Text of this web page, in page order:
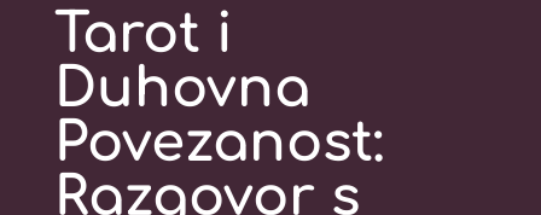
Tarot i
Duhovna
Povezanost:
Razgovor s